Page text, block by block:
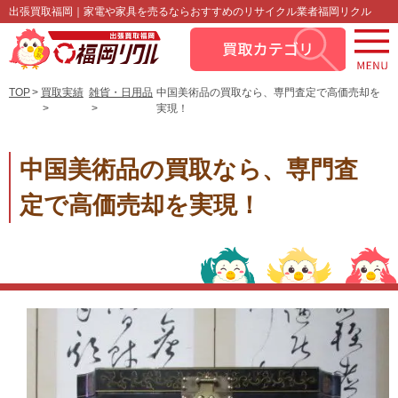
出張買取福岡｜家電や家具を売るならおすすめのリサイクル業者福岡リクル
TOP 買取実績 雑貨・日用品 中国美術品の買取なら、専門査定で高価売却を
実現！
中国美術品の買取なら、専門査
定で高価売却を実現！